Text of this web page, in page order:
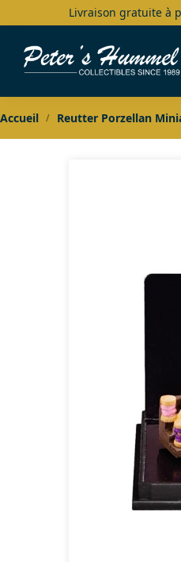
Livraison gratuite à
Search
Accueil / Reutter Porzellan